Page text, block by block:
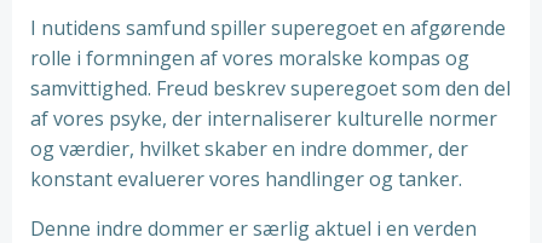
I nutidens samfund spiller superegoet en afgørende
rolle i formningen af vores moralske kompas og
samvittighed. Freud beskrev superegoet som den del
af vores psyke, der internaliserer kulturelle normer
og værdier, hvilket skaber en indre dommer, der
konstant evaluerer vores handlinger og tanker.
Denne indre dommer er særlig aktuel i en verden